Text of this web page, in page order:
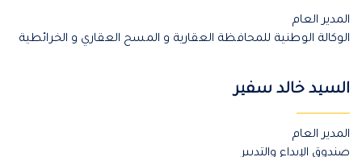
المدير العام
الوكالة الوطنية للمحافظة العقارية و المسح العقاري و الخرائطية
السيد خالد سفير
المدير العام
صندوق الإيداع والتدبير